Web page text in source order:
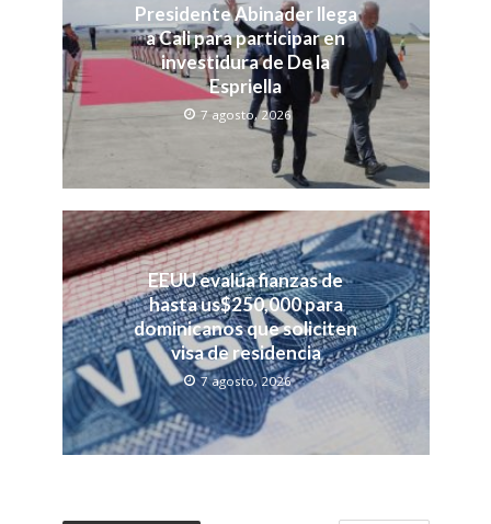
Presidente Abinader llega
a Cali para participar en
investidura de De la
Espriella
7 agosto, 2026
EEUU evalúa fianzas de
hasta us$250,000 para
dominicanos que soliciten
visa de residencia
7 agosto, 2026